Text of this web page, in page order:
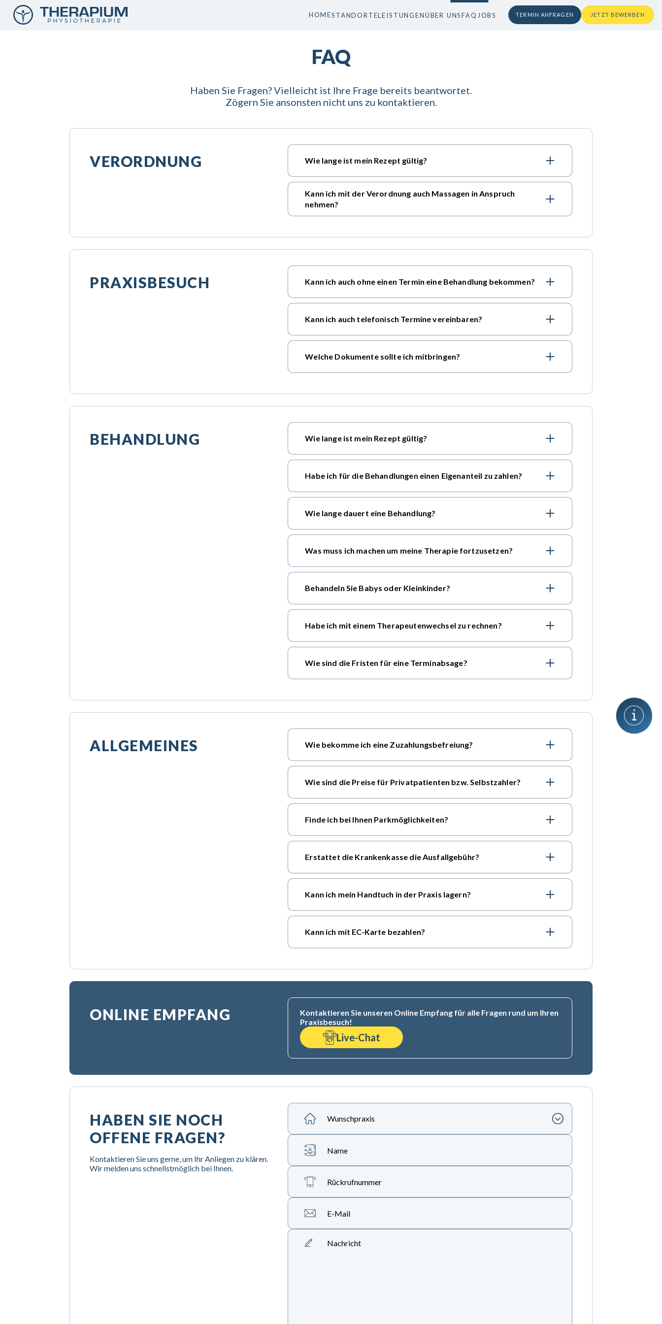
HOMESTANDORTELEISTUNGENÜBER UNSFAQ JOBS TERMIN ANFRAGEN JETZT BEWERBEN
FAQ
Haben Sie Fragen? Vielleicht ist Ihre Frage bereits beantwortet.
Zögern Sie ansonsten nicht uns zu kontaktieren.
VERORDNUNG Wie lange ist mein Rezept gültig?
Kann ich mit der Verordnung auch Massagen in Anspruch
nehmen?
PRAXISBESUCH Kann ich auch ohne einen Termin eine Behandlung bekommen?
Kann ich auch telefonisch Termine vereinbaren?
Welche Dokumente sollte ich mitbringen?
BEHANDLUNG Wie lange ist mein Rezept gültig?
Habe ich für die Behandlungen einen Eigenanteil zu zahlen?
Wie lange dauert eine Behandlung?
Was muss ich machen um meine Therapie fortzusetzen?
Behandeln Sie Babys oder Kleinkinder?
Habe ich mit einem Therapeutenwechsel zu rechnen?
Wie sind die Fristen für eine Terminabsage?
ALLGEMEINES Wie bekomme ich eine Zuzahlungsbefreiung?
Wie sind die Preise für Privatpatienten bzw. Selbstzahler?
Finde ich bei Ihnen Parkmöglichkeiten?
Erstattet die Krankenkasse die Ausfallgebühr?
Kann ich mein Handtuch in der Praxis lagern?
Kann ich mit EC-Karte bezahlen?
ONLINE EMPFANG
Kontaktieren Sie unseren Online Empfang für alle Fragen rund um Ihren
Praxisbesuch!
Live-Chat
HABEN SIE NOCH
OFFENE FRAGEN?
Kontaktieren Sie uns gerne, um Ihr Anliegen zu klären.
Wir melden uns schnellstmöglich bei Ihnen.
Wunschpraxis